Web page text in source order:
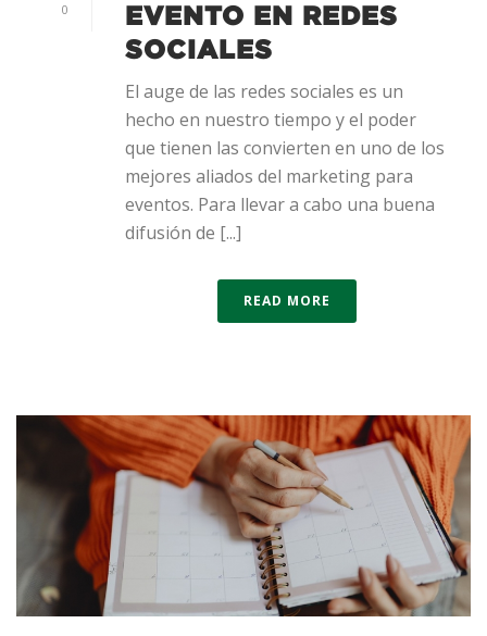
0
EVENTO EN REDES
SOCIALES
El auge de las redes sociales es un
hecho en nuestro tiempo y el poder
que tienen las convierten en uno de los
mejores aliados del marketing para
eventos. Para llevar a cabo una buena
difusión de [...]
READ MORE